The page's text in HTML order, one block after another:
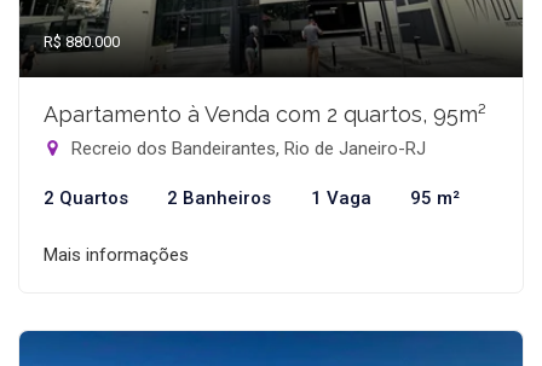
R$ 880.000
Apartamento à Venda com 2 quartos, 95m²
Recreio dos Bandeirantes, Rio de Janeiro-RJ
2 Quartos 2 Banheiros 1 Vaga 95 m²
Mais informações